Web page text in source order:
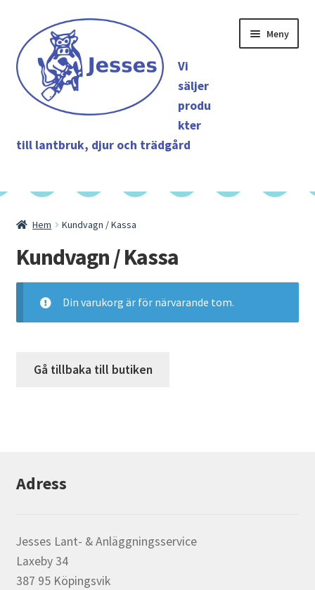
Hoppa
till
navigering
Hoppa
till
innehåll
Vi
säljer
produ
kter
till lantbruk, djur och trädgård
Meny
Shop
Tjänster
Köpvillkor
Kontakt
Hem Kundvagn / Kassa
Kundvagn / Kassa
Din varukorg är för närvarande tom.
Gå tillbaka till butiken
Adress
Jesses Lant- & Anläggningsservice
Laxeby 34
387 95 Köpingsvik